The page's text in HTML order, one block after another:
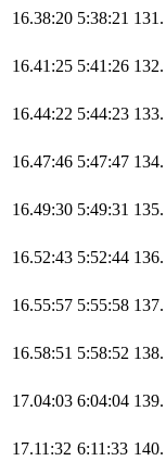
16.38:20 5:38:21 131.
16.41:25 5:41:26 132.
16.44:22 5:44:23 133.
16.47:46 5:47:47 134.
16.49:30 5:49:31 135.
16.52:43 5:52:44 136.
16.55:57 5:55:58 137.
16.58:51 5:58:52 138.
17.04:03 6:04:04 139.
17.11:32 6:11:33 140.